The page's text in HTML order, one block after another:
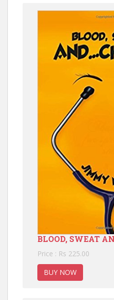
BLOOD, SWEAT
Price : Rs 225.00
BUY NOW